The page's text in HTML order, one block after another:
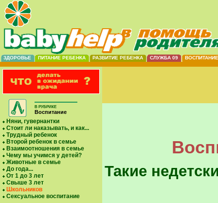
ЗДОРОВЬЕ ПИТАНИЕ РЕБЕНКА РАЗВИТИЕ РЕБЕНКА СЛУЖБА 09 ВОСПИТАНИЕ
В РУБРИКЕ
Воспитание
Няни, гувернантки
Стоит ли наказывать, и как...
Трудный ребенок
Второй ребенок в семье
Взаимоотношения в семье
Чему мы учимся у детей?
Животные в семье
До года...
От 1 до 3 лет
Свыше 3 лет
Школьников
Сексуальное воспитание
Такие